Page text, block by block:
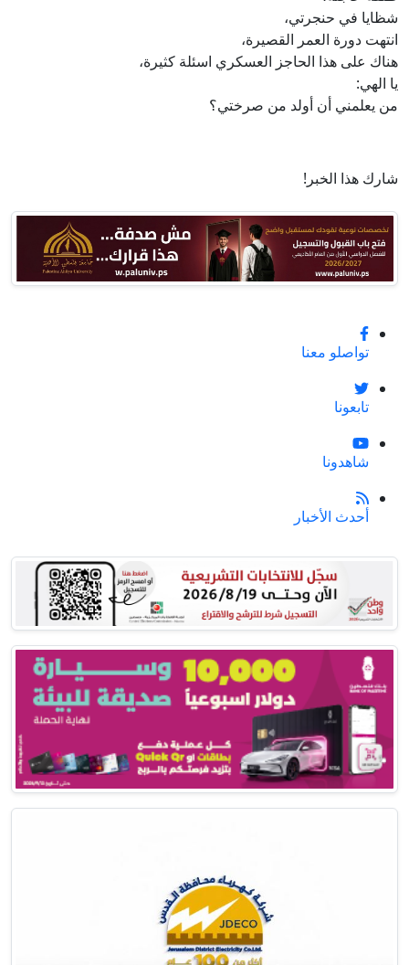
شظايا في حنجرتي،
انتهت دورة العمر القصيرة،
هناك على هذا الحاجز العسكري اسئلة كثيرة،
يا الهي:
من يعلمني أن أولد من صرختي؟
شارك هذا الخبر!
تواصلو معنا
تابعونا
شاهدونا
أحدث الأخبار